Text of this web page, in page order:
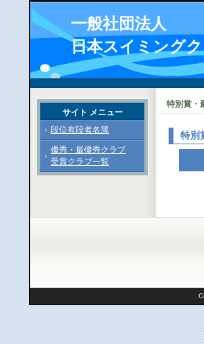
一般社団法人
日本スイミング
特別賞・
特別
サイト メニュー
段位有段者名簿
優秀・最優秀クラブ
受賞クラブ一覧